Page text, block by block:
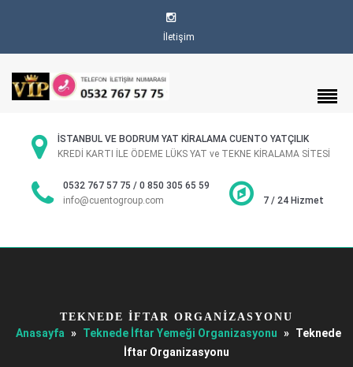
İletişim
İSTANBUL VE BODRUM YAT KİRALAMA CUENTO YATÇILIK
KREDİ KARTI İLE ÖDEME LÜKS YAT ve TEKNE KİRALAMA SİTESİ
0532 767 57 75 / 0 850 305 65 59
info@cuentogroup.com
7 / 24 Hizmet
TEKNEDE İFTAR ORGANIZASYONU
Anasayfa » Teknede İftar Yemeği Organizasyonu » Teknede
İftar Organizasyonu